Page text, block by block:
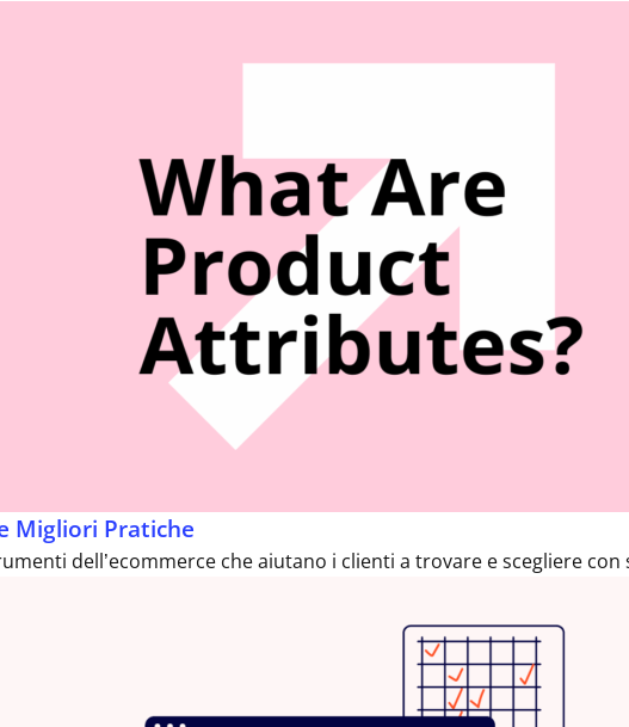
Migliori Pratiche
dell’ecommerce che aiutano i clienti a trovare e scegliere con